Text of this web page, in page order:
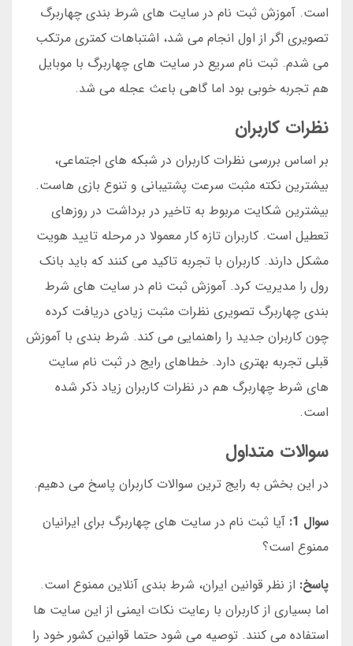
است. آموزش ثبت نام در سایت های شرط بندی چهاربرگ
تصویری اگر از اول انجام می شد، اشتباهات کمتری مرتکب
می شدم. ثبت نام سریع در سایت های چهاربرگ با موبایل
هم تجربه خوبی بود اما گاهی باعث عجله می شد.
نظرات کاربران
بر اساس بررسی نظرات کاربران در شبکه های اجتماعی،
بیشترین نکته مثبت سرعت پشتیبانی و تنوع بازی هاست.
بیشترین شکایت مربوط به تاخیر در برداشت در روزهای
تعطیل است. کاربران تازه کار معمولا در مرحله تایید هویت
مشکل دارند. کاربران با تجربه تاکید می کنند که باید بانک
رول را مدیریت کرد. آموزش ثبت نام در سایت های شرط
بندی چهاربرگ تصویری نظرات مثبت زیادی دریافت کرده
چون کاربران جدید را راهنمایی می کند. شرط بندی با آموزش
قبلی تجربه بهتری دارد. خطاهای رایج در ثبت نام سایت
های شرط چهاربرگ هم در نظرات کاربران زیاد ذکر شده
است.
سوالات متداول
در این بخش به رایج ترین سوالات کاربران پاسخ می دهیم.
سوال 1:
آیا ثبت نام در سایت های چهاربرگ برای ایرانیان
ممنوع است؟
پاسخ: از نظر قوانین ایران، شرط بندی آنلاین ممنوع است.
اما بسیاری از کاربران با رعایت نکات ایمنی از این سایت ها
استفاده می کنند. توصیه می شود حتما قوانین کشور خود را